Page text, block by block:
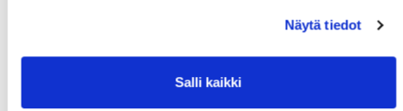
Näytä tiedot
Salli kaikki